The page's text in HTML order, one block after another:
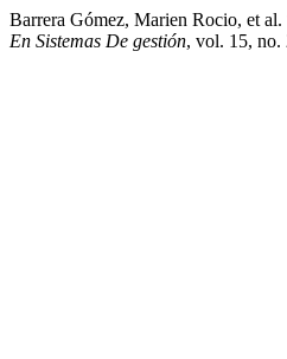
Barrera Gómez, Marien Rocio, et
En Sistemas De gestión, vol. 15, no.